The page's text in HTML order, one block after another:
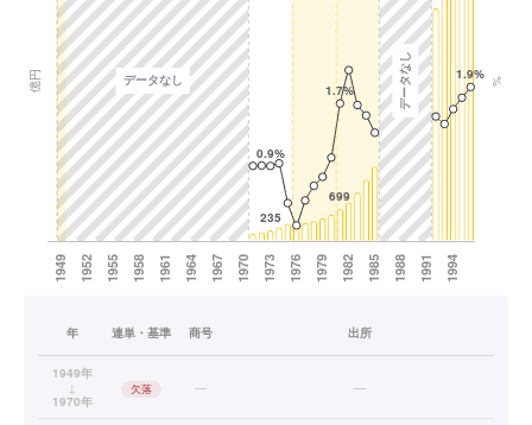
年 連単・基準 商号 出所
1949年
↓
1970年
欠落 — —